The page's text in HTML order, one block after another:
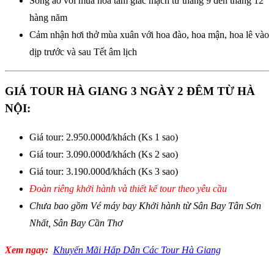
hàng năm
Cảm nhận hơi thở mùa xuân với hoa đào, hoa mận, hoa lê vào
dịp trước và sau Tết âm lịch
GIÁ TOUR HÀ GIANG 3 NGÀY 2 ĐÊM TỪ HÀ
NỘI:
Giá tour: 2.950.000đ/khách (Ks 1 sao)
Giá tour: 3.090.000đ/khách (Ks 2 sao)
Giá tour: 3.190.000đ/khách (Ks 3 sao)
Đoàn riêng khởi hành và thiết kế tour theo yêu cầu
Chưa bao gồm Vé máy bay Khởi hành từ Sân Bay Tân Sơn
Nhất, Sân Bay Cần Thơ
Xem ngay: Khuyến Mãi Hấp Dẫn Các Tour Hà Giang